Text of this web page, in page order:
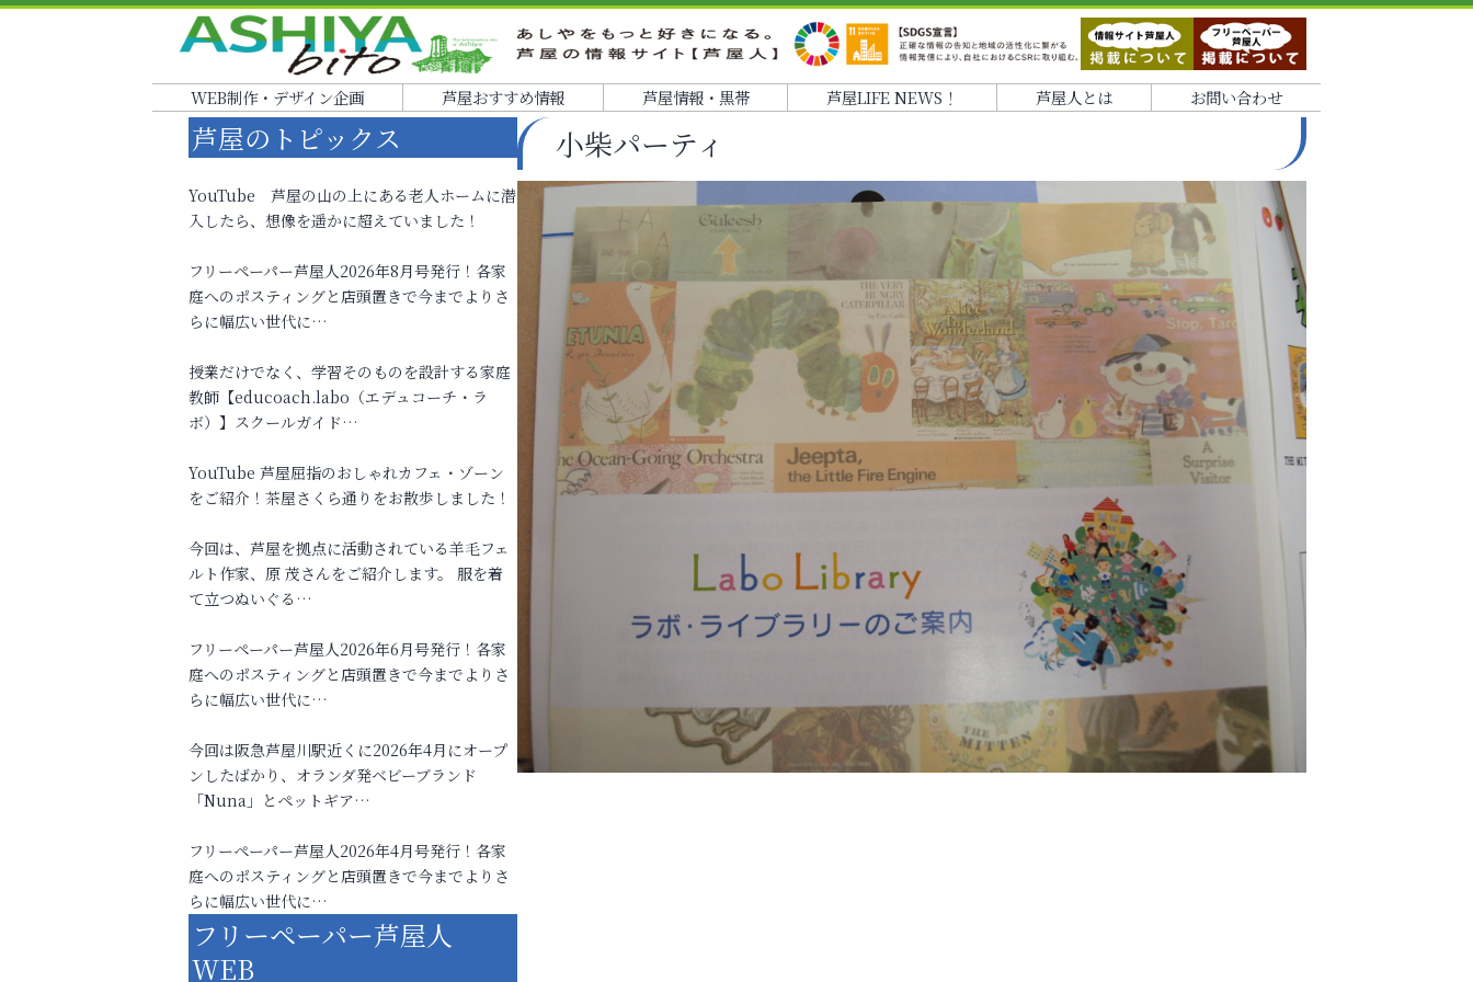
WEB制作・デザイン企画 芦屋おすすめ情報 芦屋情報・黒帯 芦屋LIFE NEWS！ 芦屋人とは お問い合わせ
小柴パーティ
芦屋のトピックス
YouTube 芦屋の山の上にある老人ホームに潜
入したら、想像を遥かに超えていました！
フリーペーパー芦屋人2026年8月号発行！各家
庭へのポスティングと店頭置きで今までよりさ
らに幅広い世代に…
授業だけでなく、学習そのものを設計する家庭
教師【educoach.labo（エデュコーチ・ラ
ボ）】スクールガイド…
YouTube 芦屋屈指のおしゃれカフェ・ゾーン
をご紹介！茶屋さくら通りをお散歩しました！
今回は、芦屋を拠点に活動されている羊毛フェ
ルト作家、原 茂さんをご紹介します。 服を着
て立つぬいぐる…
フリーペーパー芦屋人2026年6月号発行！各家
庭へのポスティングと店頭置きで今までよりさ
らに幅広い世代に…
今回は阪急芦屋川駅近くに2026年4月にオープ
ンしたばかり、オランダ発ベビーブランド
「Nuna」とペットギア…
フリーペーパー芦屋人2026年4月号発行！各家
庭へのポスティングと店頭置きで今までよりさ
らに幅広い世代に…
フリーペーパー芦屋人
WEB